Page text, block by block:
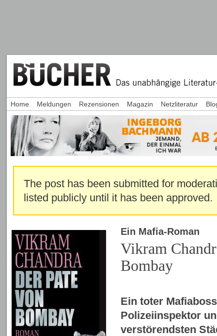
The post has been submitted for
listed publicly until it has been approved.
Ein Mafia-Roman
Vikram
Bombay
Ein toter
Polizeiinspektor
verstörendsten
Home Meldungen Rezensionen Magazin Netzliteratur